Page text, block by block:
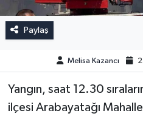
Paylaş
Melisa Kazancı
Yangın, saat 12.30
ilçesi Arabayatağı